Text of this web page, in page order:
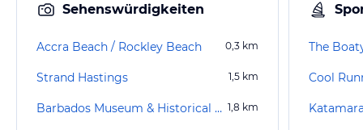
Sehenswürdigkeiten
Accra Beach / Rockley Beach 0,3 km
Strand Hastings 1,5 km
Barbados Museum & Historical Society 1,8 km
The